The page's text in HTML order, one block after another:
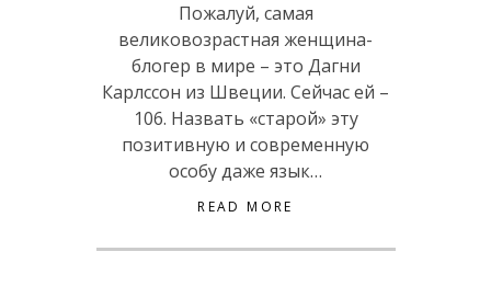
Пожалуй, самая
великовозрастная женщина-
блогер в мире – это Дагни
Карлссон из Швеции. Сейчас ей –
106. Назвать «старой» эту
позитивную и современную
особу даже язык…
READ MORE